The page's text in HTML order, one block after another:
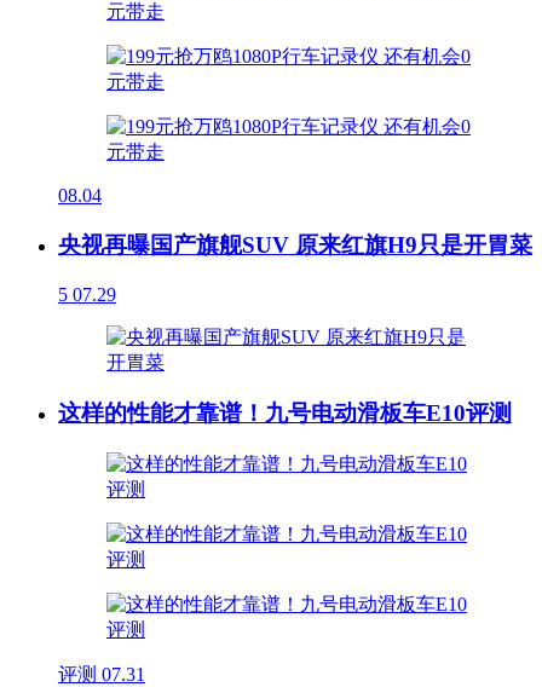
08.04
央视再曝国产旗舰SUV 原来红旗H9只是开胃菜
5 07.29
这样的性能才靠谱！九号电动滑板车E10评测
评测 07.31